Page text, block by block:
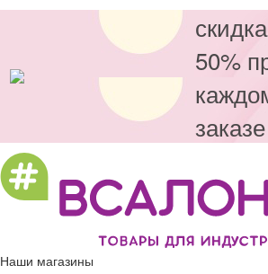
50%
заказе
Наши магазины